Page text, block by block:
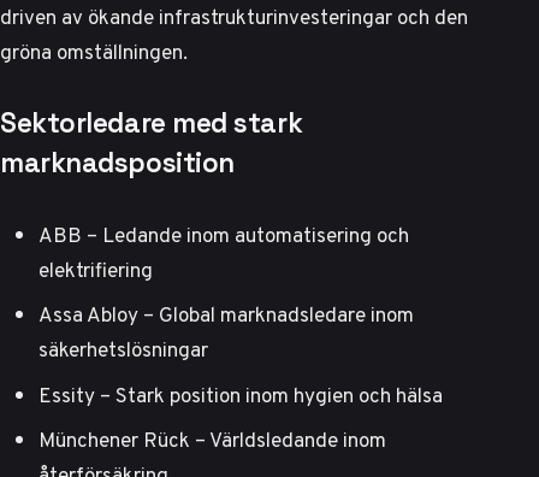
driven av ökande infrastrukturinvesteringar och den
gröna omställningen.
Sektorledare med stark
marknadsposition
ABB – Ledande inom automatisering och
elektrifiering
Assa Abloy – Global marknadsledare inom
säkerhetslösningar
Essity – Stark position inom hygien och hälsa
Münchener Rück – Världsledande inom